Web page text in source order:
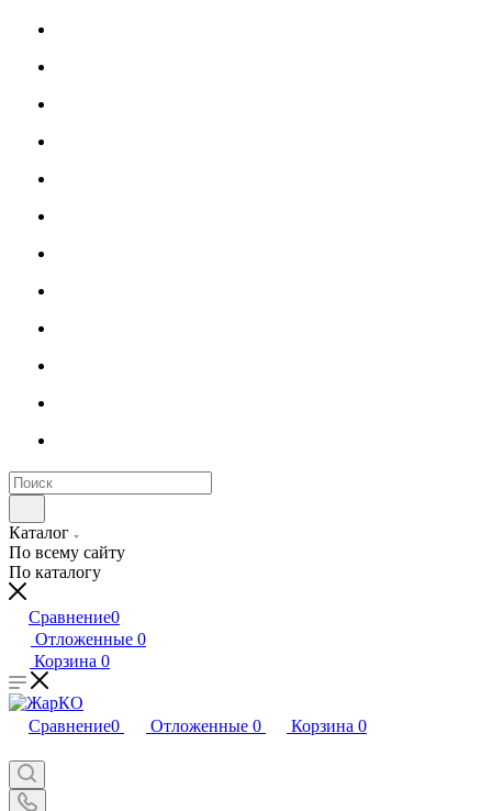
Каталог
По всему сайту
По каталогу
Сравнение0
Отложенные 0
Корзина 0
Сравнение0 Отложенные 0 Корзина 0